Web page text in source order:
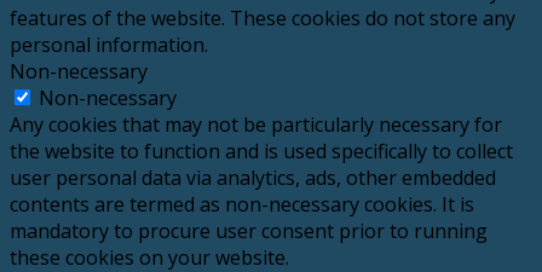
features of the website. These cookies do not store any
personal information.
Non-necessary
Non-necessary
Any cookies that may not be particularly necessary for
the website to function and is used specifically to collect
user personal data via analytics, ads, other embedded
contents are termed as non-necessary cookies. It is
mandatory to procure user consent prior to running
these cookies on your website.